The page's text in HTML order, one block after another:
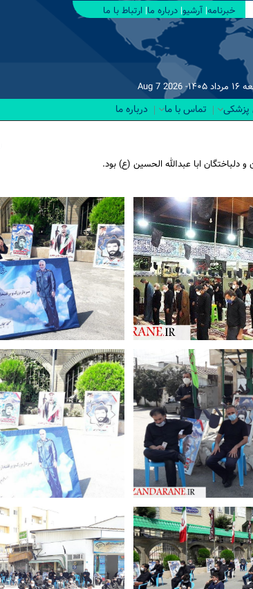
خبرنامه آرشیو درباره ما ارتباط با ما
۱۴۰۵- Aug 7 2026
پزشکی تماس با ما درباره ما
ابا عبدالله الحسین (ع) بود.